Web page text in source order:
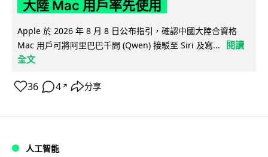
大陸 Mac 用戶率先使用
Apple 於 2026 年 8 月 8 日公布指引，確認中國大陸合資格
Mac 用戶可將阿里巴巴千問 (Qwen) 接駁至 Siri 及寫...
閱讀
全文
36 4 ↗ 分享
人工智能